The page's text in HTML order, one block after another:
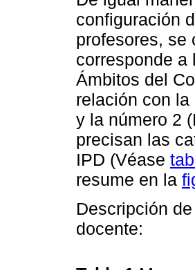
configuración
profesores, se
corresponde a
Ámbitos del
relación con
y la número 2
precisan las
IPD (Véase
resume en la
Descripción
docente: